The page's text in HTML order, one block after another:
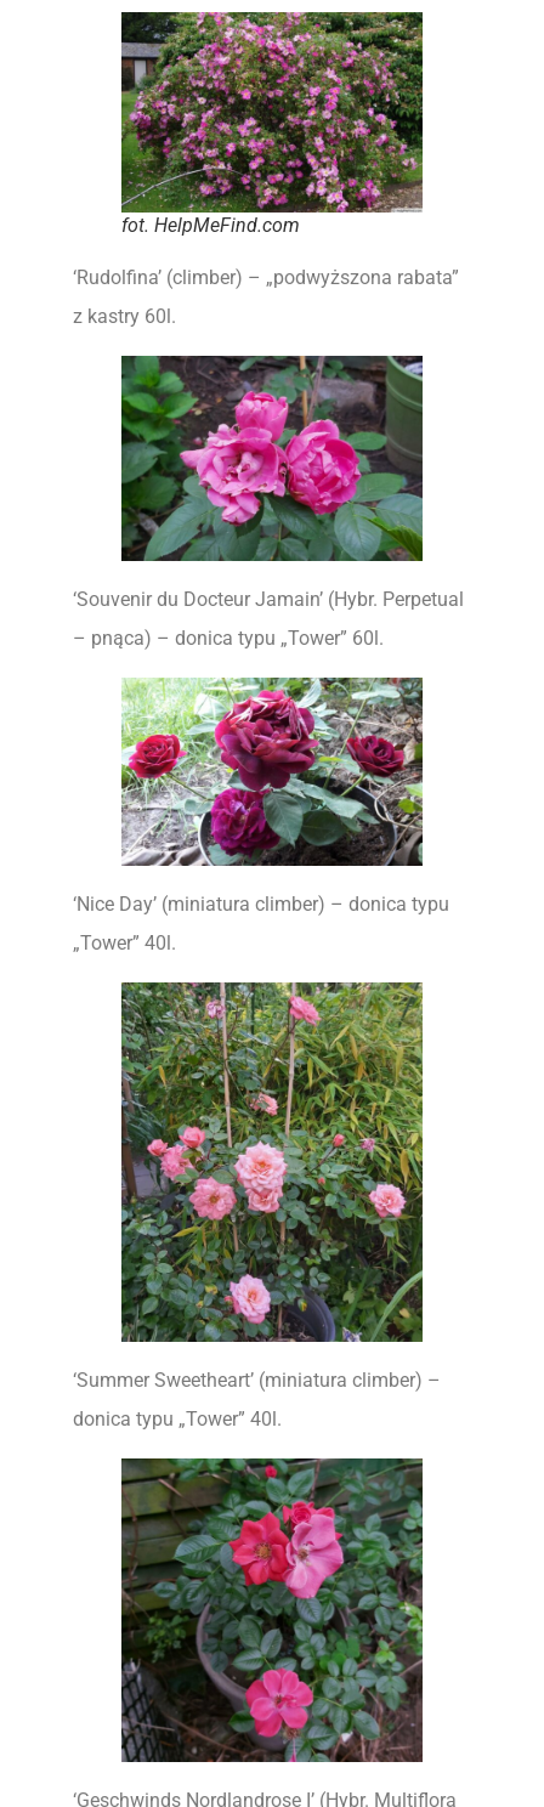
fot. HelpMeFind.com
‘Rudolfina’ (climber) – „podwyższona rabata”
z kastry 60l.
‘Souvenir du Docteur Jamain’ (Hybr. Perpetual
– pnąca) – donica typu „Tower” 60l.
‘Nice Day’ (miniatura climber) – donica typu
„Tower” 40l.
‘Summer Sweetheart’ (miniatura climber) –
donica typu „Tower” 40l.
‘Geschwinds Nordlandrose I’ (Hybr. Multiflora